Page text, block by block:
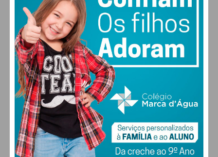
30°
SEX
28
SÁB
28 °
DOM
29 °
SEG
FARMACIAS DE SERVIÇO EM PAÇOS DE
FERREIRA